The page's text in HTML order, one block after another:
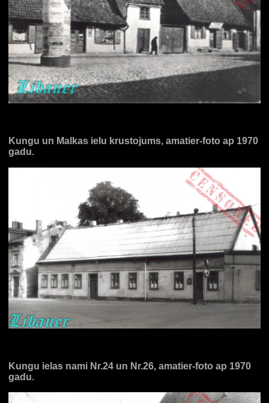
Kungu un Malkas ielu krustojums, amatier-foto ap 1970
gadu.
Kungu ielas nami Nr.24 un Nr.26, amatier-foto ap 1970
gadu.